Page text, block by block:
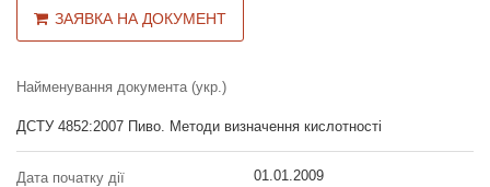
ЗАЯВКА НА ДОКУМЕНТ
Найменування документа (укр.)
ДСТУ 4852:2007 Пиво. Методи визначення кислотності
Дата початку дії 01.01.2009